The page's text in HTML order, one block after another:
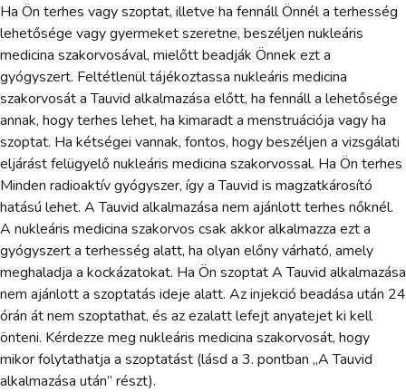
Ha Ön terhes vagy szoptat, illetve ha fennáll Önnél a terhesség
lehetősége vagy gyermeket szeretne, beszéljen nukleáris
medicina szakorvosával, mielőtt beadják Önnek ezt a
gyógyszert. Feltétlenül tájékoztassa nukleáris medicina
szakorvosát a Tauvid alkalmazása előtt, ha fennáll a lehetősége
annak, hogy terhes lehet, ha kimaradt a menstruációja vagy ha
szoptat. Ha kétségei vannak, fontos, hogy beszéljen a vizsgálati
eljárást felügyelő nukleáris medicina szakorvossal. Ha Ön terhes
Minden radioaktív gyógyszer, így a Tauvid is magzatkárosító
hatású lehet. A Tauvid alkalmazása nem ajánlott terhes nőknél.
A nukleáris medicina szakorvos csak akkor alkalmazza ezt a
gyógyszert a terhesség alatt, ha olyan előny várható, amely
meghaladja a kockázatokat. Ha Ön szoptat A Tauvid alkalmazása
nem ajánlott a szoptatás ideje alatt. Az injekció beadása után 24
órán át nem szoptathat, és az ezalatt lefejt anyatejet ki kell
önteni. Kérdezze meg nukleáris medicina szakorvosát, hogy
mikor folytathatja a szoptatást (lásd a 3. pontban „A Tauvid
alkalmazása után” részt).